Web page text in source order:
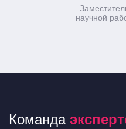
научной
Команда